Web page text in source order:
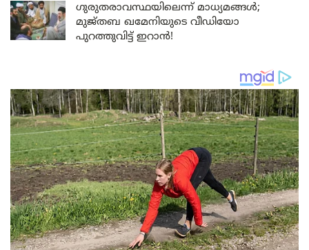
ഗുരുതരാവസ്ഥയിലെന്ന് മാധ്യമങ്ങൾ;
മുജ്തബ ഖമേനിയുടെ വീഡിയോ
പുറത്തുവിട്ട് ഇറാൻ!